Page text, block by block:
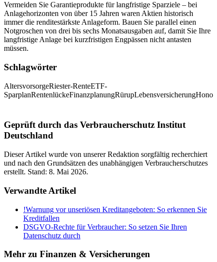
Vermeiden Sie Garantieprodukte für langfristige Sparziele – bei
Anlagehorizonten von über 15 Jahren waren Aktien historisch
immer die renditestärkste Anlageform. Bauen Sie parallel einen
Notgroschen von drei bis sechs Monatsausgaben auf, damit Sie Ihre
langfristige Anlage bei kurzfristigen Engpässen nicht antasten
müssen.
Schlagwörter
AltersvorsorgeRiester-RenteETF-
SparplanRentenlückeFinanzplanungRürupLebensversicherung
Geprüft durch das Verbraucherschutz Institut
Deutschland
Dieser Artikel wurde von unserer Redaktion sorgfältig recherchiert
und nach den Grundsätzen des unabhängigen Verbraucherschutzes
erstellt. Stand: 8. Mai 2026.
Verwandte Artikel
!Warnung vor unseriösen Kreditangeboten: So erkennen Sie
Kreditfallen
DSGVO-Rechte für Verbraucher: So setzen Sie Ihren
Datenschutz durch
Mehr zu Finanzen & Versicherungen